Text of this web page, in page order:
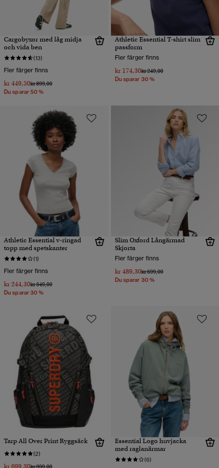
Cargobyxor med låg midja
och vida ben
(13)
Fler färger finns
kr 449,50Pris reducerat från
kr 899,00till
Du sparar 50 %
Athletic Essential T-shirt slim
passform
Fler färger finns
kr 174,30Pris reducerat från
kr 249,00till
Du sparar 30 %
Athletic Essential v-ringad
topp med spetskanter
(1)
Fler färger finns
kr 244,30Pris reducerat från
kr 349,00till
Du sparar 30 %
Slim Oxford Långärmad
Skjorta
Fler färger finns
kr 489,30Pris reducerat från
kr 699,00till
Du sparar 30 %
Tarp All Over Print Ryggsäck
(2)
Pris reducerat från
kr 999,00till
Essential Logo huvjacka
med raglanärmar
(6)